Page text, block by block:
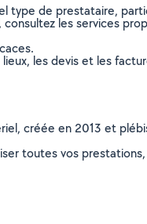
type de prestataire,
les services
les devis et les
créée en 2013 et
toutes vos